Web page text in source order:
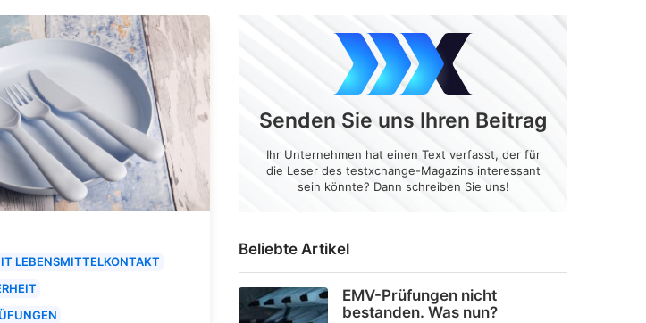
Beliebte Artikel
EMV-Prüfungen nicht
bestanden. Was nun?
Senden Sie uns Ihren Beitrag
Ihr Unternehmen hat einen Text verfasst, der für
die Leser des testxchange-Magazins interessant
sein könnte? Dann schreiben Sie uns!
LEBENSMITTELKONTAKT